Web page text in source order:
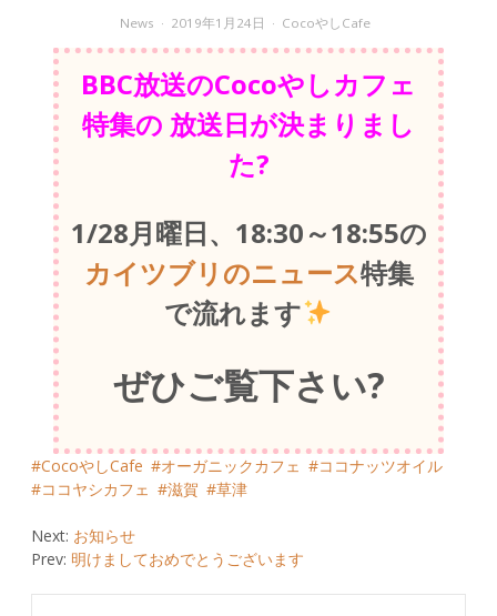
News 2019年1月24日 CocoやしCafe
BBC放送のCocoやしカフェ
特集の 放送日が決まりまし
た?
1/28月曜日、18:30～18:55の
カイツブリのニュース特集
で流れます
ぜひご覧下さい?
CocoやしCafe オーガニックカフェ
ココナッツオイル
ココヤシカフェ
滋賀 草津
Post
navigation
Next: お知らせ
Prev: 明けましておめでとうございます